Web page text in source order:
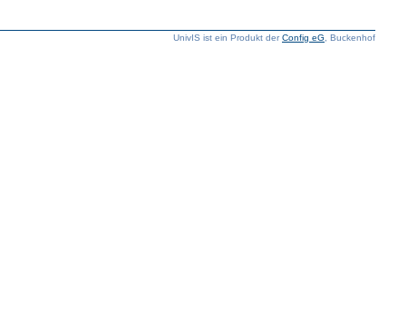
UnivIS ist ein Produkt derConfig eG , Buckenhof